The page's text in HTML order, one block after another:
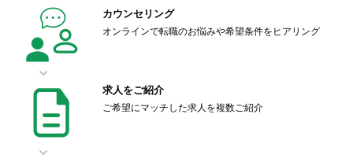
カウンセリング
オンラインで転職のお悩みや希望条件をヒアリング
求人をご紹介
ご希望にマッチした求人を複数ご紹介